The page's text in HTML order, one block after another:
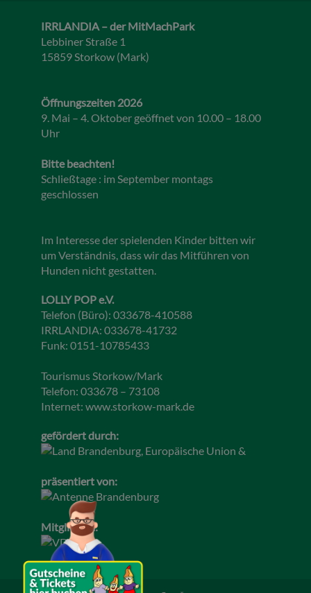
IRRLANDIA – der MitMachPark
Lebbiner Straße 1
15859 Storkow (Mark)
Öffnungszeiten 2026
9. Mai – 4. Oktober geöffnet von 10.00 – 18.00
Uhr
Bitte beachten!
Schließtage : im September montags
geschlossen
Im Interesse der spielenden Kinder bitten wir
um Verständnis, dass wir das Mitführen von
Hunden nicht gestatten.
LOLLY POP e.V.
Telefon (Büro): 033678-410588
IRRLANDIA: 033678-41732
Funk: 0151-10785433
Tourismus Storkow/Mark
Telefon: 033678 – 73108
Internet: www.storkow-mark.de
gefördert durch:
präsentiert von:
Mitglied im: